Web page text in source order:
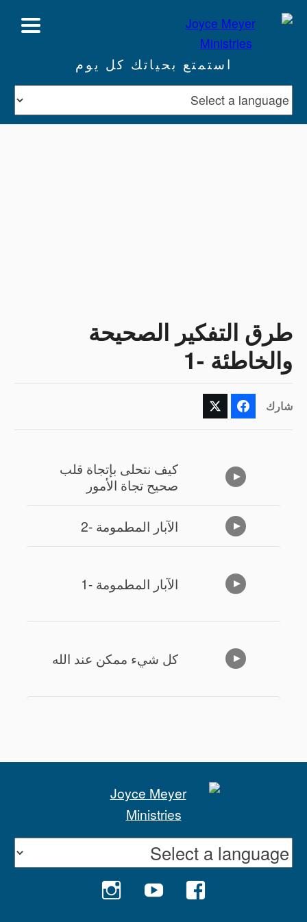
استمتع بحياتك كل يوم
طرق التفكير الصحيحة
والخاطئة -1
شارك
كيف نتحلى بإتجاة قلب
صحيح تجاة الأمور
الآبار المطمومة -2
الآبار المطمومة -1
كل شيء ممكن عند الله
ابقوا في مسلككم
السماء وطني
FACEBOOK
YOUTUBE